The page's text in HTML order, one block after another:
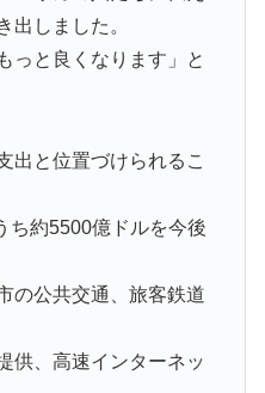
出しました。
っと良くなります」と
出と位置づけられるこ
ち約5500億ドルを今後
の公共交通、旅客鉄道
供、高速インターネッ